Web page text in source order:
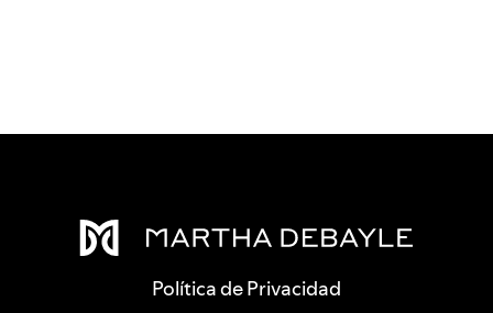
Política de Privacidad